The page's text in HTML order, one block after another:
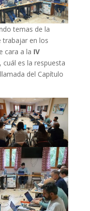
temas de la
trabajar en los
cara a la IV
cuál es la respuesta
del Capítulo